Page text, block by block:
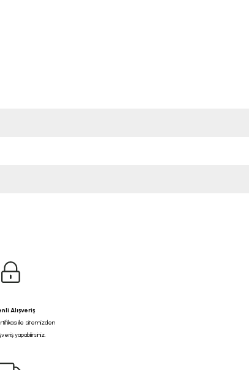
Alışveriş
ile sitemizden
yapabilirsiniz.